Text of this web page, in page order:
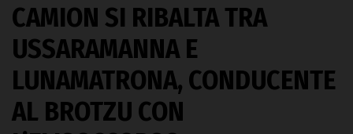
CAMION SI RIBALTA TRA
USSARAMANNA E
LUNAMATRONA, CONDUCENTE
AL BROTZU CON